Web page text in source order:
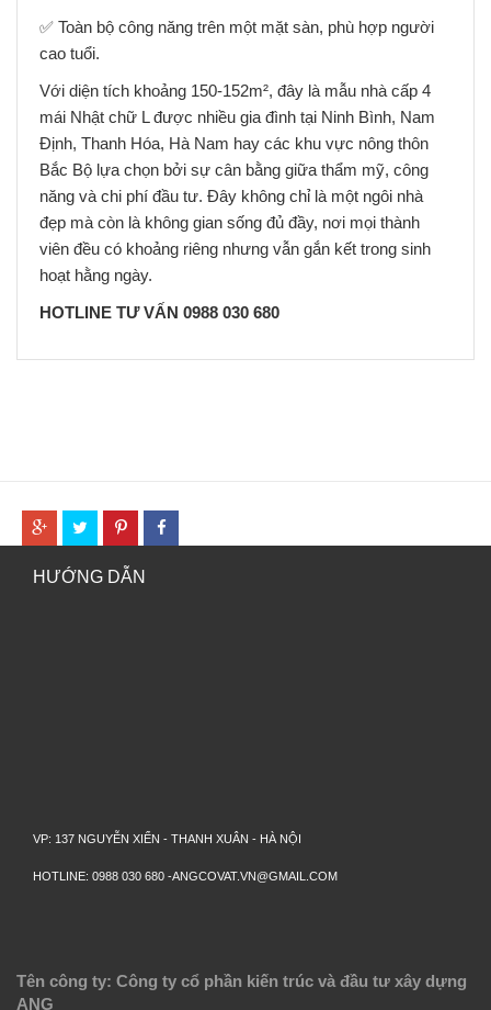
✅ Toàn bộ công năng trên một mặt sàn, phù hợp người
cao tuổi.
Với diện tích khoảng 150-152m², đây là mẫu nhà cấp 4
mái Nhật chữ L được nhiều gia đình tại Ninh Bình, Nam
Định, Thanh Hóa, Hà Nam hay các khu vực nông thôn
Bắc Bộ lựa chọn bởi sự cân bằng giữa thẩm mỹ, công
năng và chi phí đầu tư. Đây không chỉ là một ngôi nhà
đẹp mà còn là không gian sống đủ đầy, nơi mọi thành
viên đều có khoảng riêng nhưng vẫn gắn kết trong sinh
hoạt hằng ngày.
HOTLINE TƯ VẤN 0988 030 680
HƯỚNG DẪN
VP: 137 NGUYỄN XIỂN - THANH XUÂN - HÀ NỘI
HOTLINE: 0988 030 680 -ANGCOVAT.VN@GMAIL.COM
Tên công ty: Công ty cổ phần kiến trúc và đầu tư xây dựng
ANG